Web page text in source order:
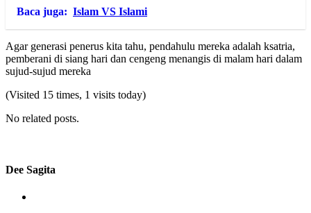
Baca juga: Islam VS Islami
Agar generasi penerus kita tahu, pendahulu mereka adalah ksatria,
pemberani di siang hari dan cengeng menangis di malam hari dalam
sujud-sujud mereka
(Visited 15 times, 1 visits today)
No related posts.
Dee Sagita